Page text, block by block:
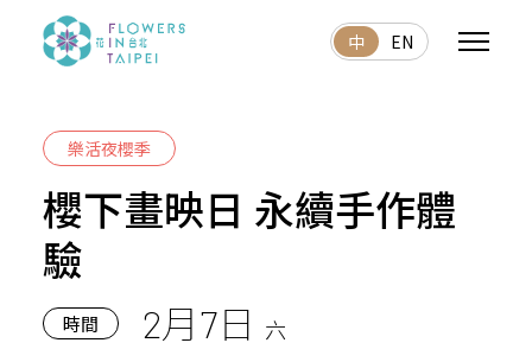
中 EN
樂活夜櫻季
櫻下畫映日 永續手作體
驗
時間 2月7日 六